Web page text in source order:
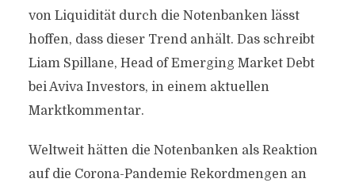
von Liquidität durch die Notenbanken lässt
hoffen, dass dieser Trend anhält. Das schreibt
Liam Spillane, Head of Emerging Market Debt
bei Aviva Investors, in einem aktuellen
Marktkommentar.
Weltweit hätten die Notenbanken als Reaktion
auf die Corona-Pandemie Rekordmengen an